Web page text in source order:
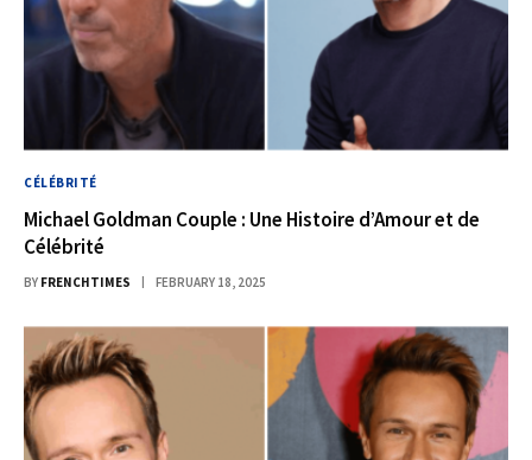
CÉLÉBRITÉ
Michael Goldman Couple : Une Histoire d’Amour et de
Célébrité
BY FRENCHTIMES FEBRUARY 18, 2025